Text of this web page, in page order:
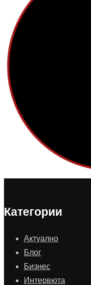
Категории
Aктуално
Блог
Бизнес
Интервюта